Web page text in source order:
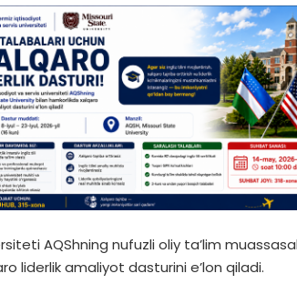
AQShning nufuzli oliy ta’lim
liderlik amaliyot dasturini e’lon qiladi.